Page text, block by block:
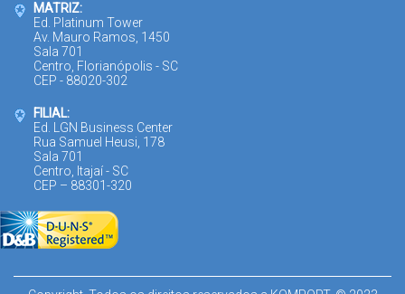
MATRIZ:
Ed. Platinum Tower
Av. Mauro Ramos, 1450
Sala 701
Centro, Florianópolis - SC
CEP - 88020-302
FILIAL:
Ed. LGN Business Center
Rua Samuel Heusi, 178
Sala 701
Centro, Itajaí - SC
CEP – 88301-320